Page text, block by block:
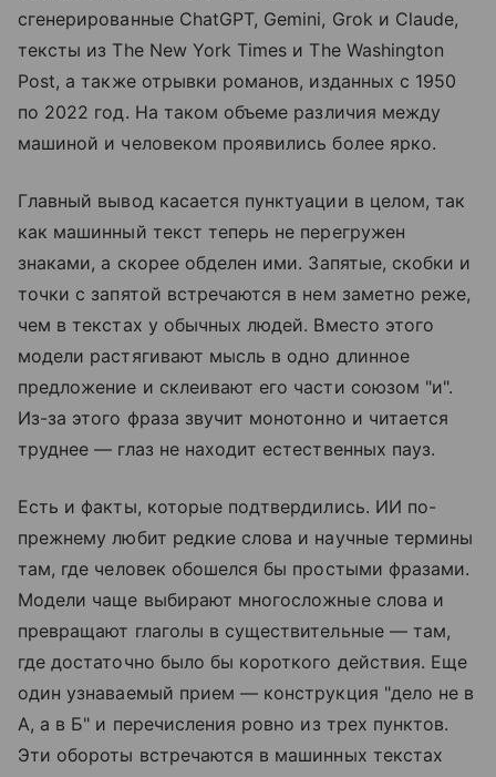
сгенерированные ChatGPT, Gemini, Grok и Claude,
тексты из The New York Times и The Washington
Post, а также отрывки романов, изданных с 1950
по 2022 год. На таком объеме различия между
машиной и человеком проявились более ярко.
Главный вывод касается пунктуации в целом, так
как машинный текст теперь не перегружен
знаками, а скорее обделен ими. Запятые, скобки и
точки с запятой встречаются в нем заметно реже,
чем в текстах у обычных людей. Вместо этого
модели растягивают мысль в одно длинное
предложение и склеивают его части союзом "и".
Из-за этого фраза звучит монотонно и читается
труднее — глаз не находит естественных пауз.
Есть и факты, которые подтвердились. ИИ по-
прежнему любит редкие слова и научные термины
там, где человек обошелся бы простыми фразами.
Модели чаще выбирают многосложные слова и
превращают глаголы в существительные — там,
где достаточно было бы короткого действия. Еще
один узнаваемый прием — конструкция "дело не в
А, а в Б" и перечисления ровно из трех пунктов.
Эти обороты встречаются в машинных текстах